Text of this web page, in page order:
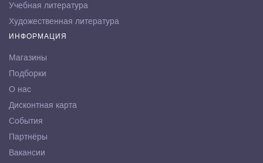
Учебная литература
Художественная литература
ИНФОРМАЦИЯ
Магазины
Подборки
О нас
Дисконтная карта
События
Партнёры
Вакансии